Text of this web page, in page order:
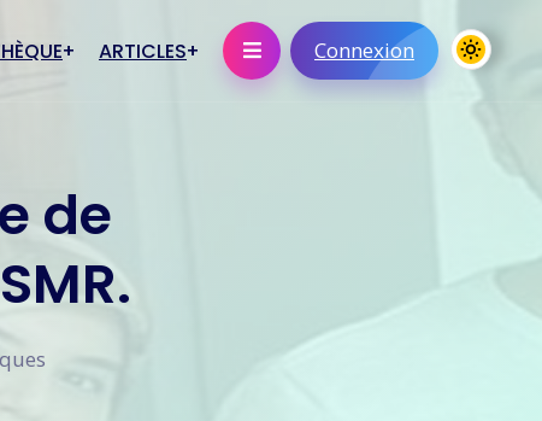
éléctroniques
orales
ARTICLES Connexion
de